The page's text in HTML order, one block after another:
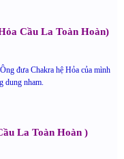
Cầu La Toàn Hoàn)
đưa Chakra hệ Hỏa của mình
dung nham.
La Toàn Hoàn )